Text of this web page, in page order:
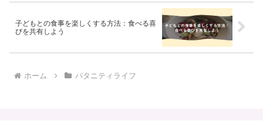
子どもとの食事を楽しくする方法：食べる喜
びを共有しよう
ホーム パタニティライフ